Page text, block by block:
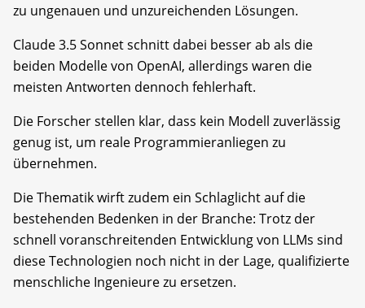
zu ungenauen und unzureichenden Lösungen.
Claude 3.5 Sonnet schnitt dabei besser ab als die
beiden Modelle von OpenAI, allerdings waren die
meisten Antworten dennoch fehlerhaft.
Die Forscher stellen klar, dass kein Modell zuverlässig
genug ist, um reale Programmieranliegen zu
übernehmen.
Die Thematik wirft zudem ein Schlaglicht auf die
bestehenden Bedenken in der Branche: Trotz der
schnell voranschreitenden Entwicklung von LLMs sind
diese Technologien noch nicht in der Lage, qualifizierte
menschliche Ingenieure zu ersetzen.